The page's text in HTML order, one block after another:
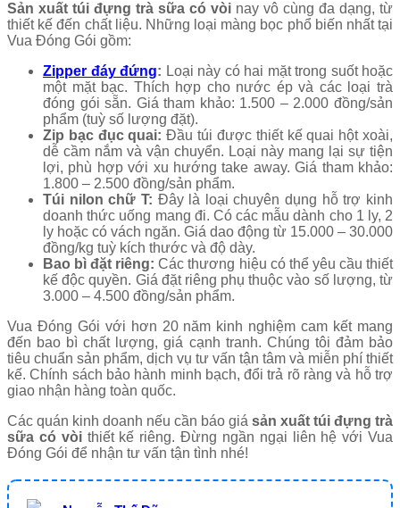
Sản xuất túi đựng trà sữa có vòi nay vô cùng đa dạng, từ
thiết kế đến chất liệu. Những loại màng bọc phổ biến nhất tại
Vua Đóng Gói gồm:
Zipper đáy đứng: Loại này có hai mặt trong suốt hoặc
một mặt bạc. Thích hợp cho nước ép và các loại trà
đóng gói sẵn. Giá tham khảo: 1.500 – 2.000 đồng/sản
phẩm (tuỳ số lượng đặt).
Zip bạc đục quai:Đầu túi được thiết kế quai hột xoài,
dễ cầm nắm và vận chuyển. Loại này mang lại sự tiện
lợi, phù hợp với xu hướng take away. Giá tham khảo:
1.800 – 2.500 đồng/sản phẩm.
Túi nilon chữ T: Đây là loại chuyên dụng hỗ trợ kinh
doanh thức uống mang đi. Có các mẫu dành cho 1 ly, 2
ly hoặc có vách ngăn. Giá dao động từ 15.000 – 30.000
đồng/kg tuỳ kích thước và độ dày.
Bao bì đặt riêng: Các thương hiệu có thể yêu cầu thiết
kế độc quyền. Giá đặt riêng phụ thuộc vào số lượng, từ
3.000 – 4.500 đồng/sản phẩm.
Vua Đóng Gói với hơn 20 năm kinh nghiệm cam kết mang
đến bao bì chất lượng, giá cạnh tranh. Chúng tôi đảm bảo
tiêu chuẩn sản phẩm, dịch vụ tư vấn tận tâm và miễn phí thiết
kế. Chính sách bảo hành minh bạch, đổi trả rõ ràng và hỗ trợ
giao nhận hàng toàn quốc.
Các quán kinh doanh nếu cần báo giá sản xuất túi đựng trà
sữa có vòithiết kế riêng. Đừng ngần ngại liên hệ với Vua
Đóng Gói để nhận tư vấn tận tình nhé!